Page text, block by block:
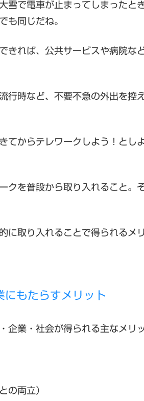
雪で電車が止まってしまったと
も同じだね。
きれば、公共サービスや病院な
行時など、不要不急の外出を控
てからテレワークしよう！とし
クを普段から取り入れること。
に取り入れることで得られるメ
もたらすメリット
企業・社会が得られる主なメリ
の両立）